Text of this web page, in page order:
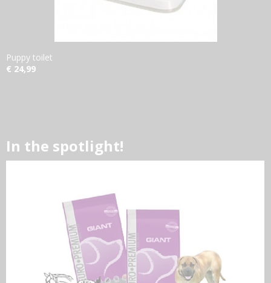
Puppy toilet
€ 24,99
In the spotlight!